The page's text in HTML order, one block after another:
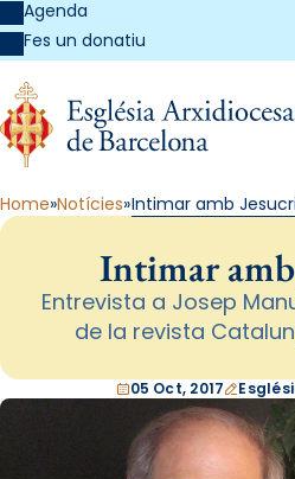
Agenda
Fes un donatiu
Home Notícies Intimar amb
Intimar
Entrevista a Josep
de la revista
05 Oct, 2017